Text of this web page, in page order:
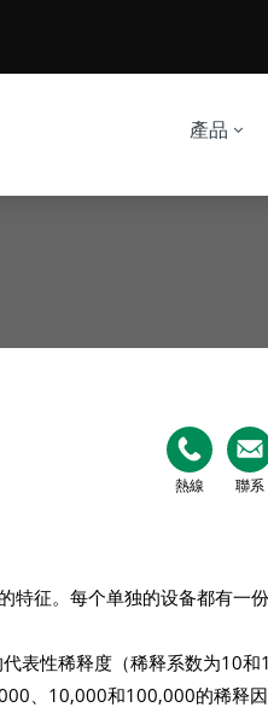
產品
熱線 聯系
特征。每个单独的设备都有一
表性稀释度（稀释系数为10和
、10,000和100,000的稀释